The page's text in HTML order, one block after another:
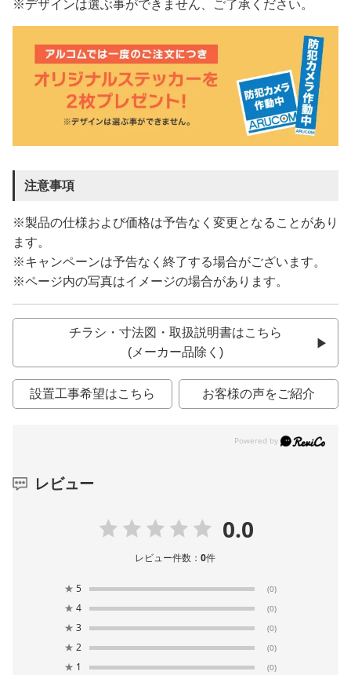
※デザインは選ぶ事ができません、ご了承ください。
注意事項
※製品の仕様および価格は予告なく変更となることがあり
ます。
※キャンペーンは予告なく終了する場合がございます。
※ページ内の写真はイメージの場合があります。
チラシ・寸法図・取扱説明書はこちら
(メーカー品除く)
設置工事希望はこちら お客様の声をご紹介
レビュー
0.0
レビュー件数：0件
★ 5 (0)
★ 4 (0)
★ 3 (0)
★ 2 (0)
★ 1 (0)